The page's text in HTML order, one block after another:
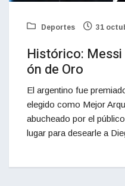
Deportes 31
Histórico:
ón de Oro
El argentino fue
elegido como Mejor
abucheado por el
lugar para desearle a